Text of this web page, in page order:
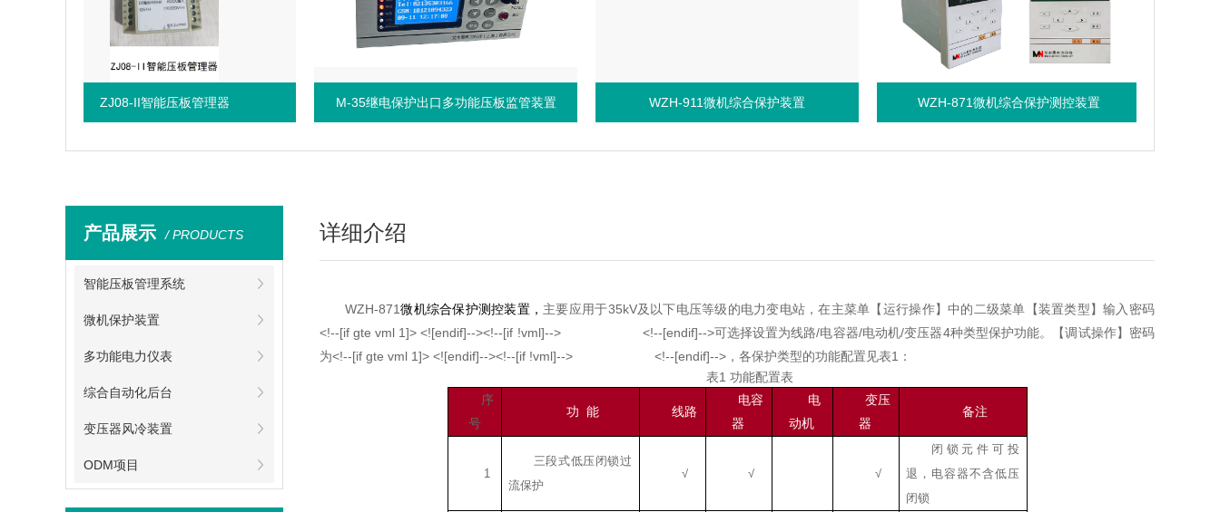
ZJ08-II智能压板管理器 M-35继电保护出口多功能压板监管装置 WZH-911微机综合保护装置 WZH-871微机综合保护测控装置
产品展示 / PRODUCTS
智能压板管理系统
微机保护装置
多功能电力仪表
综合自动化后台
变压器风冷装置
ODM项目
详细介绍
WZH-871微机综合保护测控装置， 主要应用于35kV及以下电压等级的电力变电站，在主菜单【运行操作】中的二级菜单【装置类型】输入密码
<!--[if gte vml 1]> <![endif]--><!--[if !vml]--> <!--[endif]-->可选择设置为线路/电容器/电动机/变压器4种类型保护功能。【调试操作】密码
为<!--[if gte vml 1]> <![endif]--><!--[if !vml]--> <!--[endif]--> ，各保护类型的功能配置见表1 ：
表1 功能配置表
序
号
功 能 线路
电容
器
电
动机
变压
器
备注
1
三段式低压闭锁过
流保护
√ √ √
闭锁元件可投
退，电容器不含低压
闭锁